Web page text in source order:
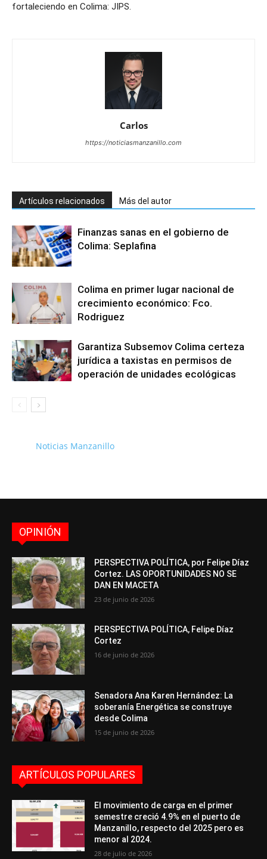
fortaleciendo en Colima: JIPS.
Carlos
https://noticiasmanzanillo.com
Artículos relacionados Más del autor
Finanzas sanas en el gobierno de
Colima: Seplafina
Colima en primer lugar nacional de
crecimiento económico: Fco.
Rodriguez
Garantiza Subsemov Colima certeza
jurídica a taxistas en permisos de
operación de unidades ecológicas
Noticias Manzanillo
OPINIÓN
PERSPECTIVA POLÍTICA, por Felipe Díaz
Cortez. LAS OPORTUNIDADES NO SE
DAN EN MACETA
23 de junio de 2026
PERSPECTIVA POLÍTICA, Felipe Díaz
Cortez
16 de junio de 2026
Senadora Ana Karen Hernández: La
soberanía Energética se construye
desde Colima
15 de junio de 2026
ARTÍCULOS POPULARES
El movimiento de carga en el primer
semestre creció 4.9% en el puerto de
Manzanillo, respecto del 2025 pero es
menor al 2024.
28 de julio de 2026